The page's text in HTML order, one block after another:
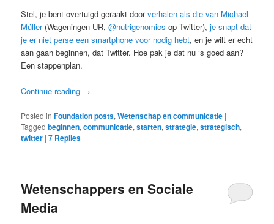
Stel, je bent overtuigd geraakt doorverhalen als die van Michael
Müller(Wageningen UR,@nutrigenomics op Twitter),je snapt dat
je er niet perse een smartphone voor nodig hebt, en je wilt er echt
aan gaan beginnen, dat Twitter. Hoe pak je dat nu ‘s goed aan?
Een stappenplan.
Continue reading →
Posted in Foundation posts,Wetenschap en communicatie |
Tagged beginnen,communicatie,starten,strategie,strategisch,
twitter |7 Replies
Wetenschappers en Sociale
Media